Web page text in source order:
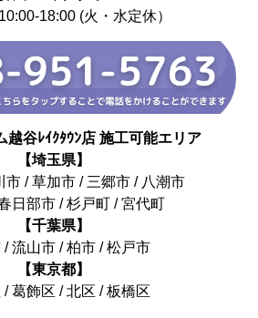
18:00 (火・水定休）
越谷ﾚｲｸﾀｳﾝ店 施工可能エリア
【埼玉県】
市 / 草加市 / 三郷市 / 八潮市
日部市 / 杉戸町 / 宮代町
【千葉県】
/ 流山市 / 柏市 / 松戸市
【東京都】
/ 葛飾区 / 北区 / 板橋区